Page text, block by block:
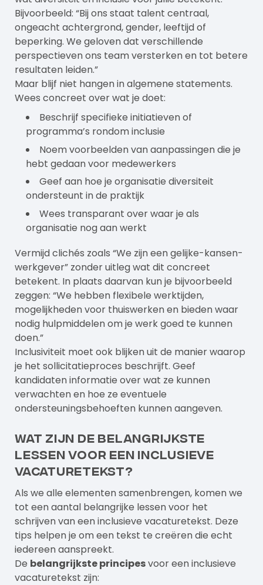
Bijvoorbeeld: “Bij ons staat talent centraal,
ongeacht achtergrond, gender, leeftijd of
beperking. We geloven dat verschillende
perspectieven ons team versterken en tot betere
resultaten leiden.”
Maar blijf niet hangen in algemene statements.
Wees concreet over wat je doet:
Beschrijf specifieke initiatieven of
programma’s rondom inclusie
Noem voorbeelden van aanpassingen die je
hebt gedaan voor medewerkers
Geef aan hoe je organisatie diversiteit
ondersteunt in de praktijk
Wees transparant over waar je als
organisatie nog aan werkt
Vermijd clichés zoals “We zijn een gelijke-kansen-
werkgever” zonder uitleg wat dit concreet
betekent. In plaats daarvan kun je bijvoorbeeld
zeggen: “We hebben flexibele werktijden,
mogelijkheden voor thuiswerken en bieden waar
nodig hulpmiddelen om je werk goed te kunnen
doen.”
Inclusiviteit moet ook blijken uit de manier waarop
je het sollicitatieproces beschrijft. Geef
kandidaten informatie over wat ze kunnen
verwachten en hoe ze eventuele
ondersteuningsbehoeften kunnen aangeven.
Wat zijn de belangrijkste
lessen voor een inclusieve
vacaturetekst?
Als we alle elementen samenbrengen, komen we
tot een aantal belangrijke lessen voor het
schrijven van een inclusieve vacaturetekst. Deze
tips helpen je om een tekst te creëren die echt
iedereen aanspreekt.
De belangrijkste principesvoor een inclusieve
vacaturetekst zijn: